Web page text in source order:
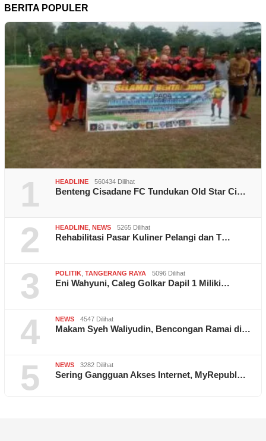
BERITA POPULER
1 HEADLINE 560434 Dilihat
Benteng Cisadane FC Tundukan Old Star Ci…
2 HEADLINE NEWS 5265 Dilihat
Rehabilitasi Pasar Kuliner Pelangi dan T…
3 POLITIK TANGERANG RAYA 5096 Dilihat
Eni Wahyuni, Caleg Golkar Dapil 1 Miliki…
4 NEWS 4547 Dilihat
Makam Syeh Waliyudin, Bencongan Ramai di…
5 NEWS 3282 Dilihat
Sering Gangguan Akses Internet, MyRepubl…